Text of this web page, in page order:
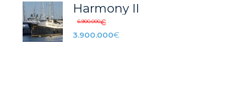
Harmony II
6.900.000€
3.900.000€